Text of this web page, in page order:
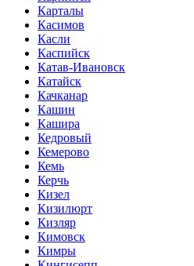
Карталы
Касимов
Касли
Каспийск
Катав-Ивановск
Катайск
Качканар
Кашин
Кашира
Кедровый
Кемерово
Кемь
Керчь
Кизел
Кизилюрт
Кизляр
Кимовск
Кимры